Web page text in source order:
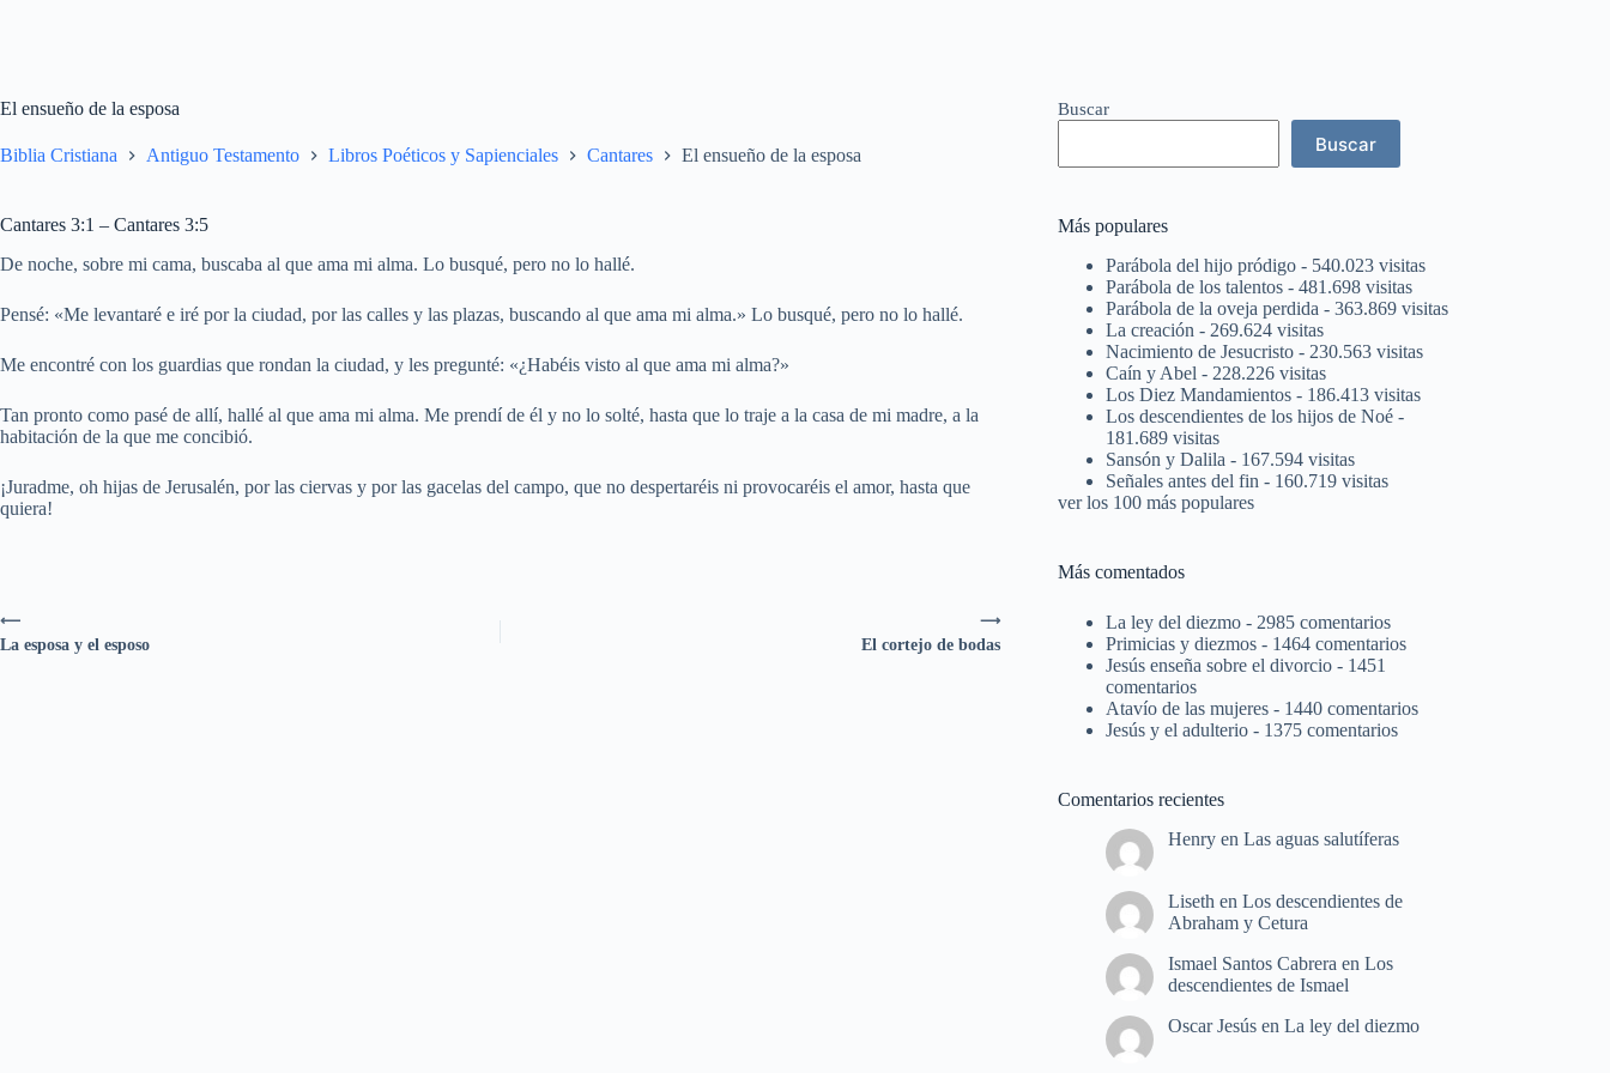
El ensueño de la esposa
Biblia Cristiana Antiguo Testamento Libros Poéticos y Sapienciales Cantares El ensueño de la esposa
Cantares 3:1 – Cantares 3:5
De noche, sobre mi cama, buscaba al que ama mi alma. Lo busqué, pero no lo hallé.
Pensé: «Me levantaré e iré por la ciudad, por las calles y las plazas, buscando al que ama mi alma.» Lo busqué, pero no lo hallé.
Me encontré con los guardias que rondan la ciudad, y les pregunté: «¿Habéis visto al que ama mi alma?»
Tan pronto como pasé de allí, hallé al que ama mi alma. Me prendí de él y no lo solté, hasta que lo traje a la casa de mi madre, a la
habitación de la que me concibió.
¡Juradme, oh hijas de Jerusalén, por las ciervas y por las gacelas del campo, que no despertaréis ni provocaréis el amor, hasta que
quiera!
⟶
El cortejo de bodas
⟵
La esposa y el esposo
Buscar
Buscar
Más populares
Parábola del hijo pródigo - 540.023 visitas
Parábola de los talentos - 481.698 visitas
Parábola de la oveja perdida - 363.869 visitas
La creación - 269.624 visitas
Nacimiento de Jesucristo - 230.563 visitas
Caín y Abel - 228.226 visitas
Los Diez Mandamientos - 186.413 visitas
Los descendientes de los hijos de Noé -
181.689 visitas
Sansón y Dalila - 167.594 visitas
Señales antes del fin - 160.719 visitas
ver los 100 más populares
Más comentados
La ley del diezmo - 2985 comentarios
Primicias y diezmos - 1464 comentarios
Jesús enseña sobre el divorcio - 1451
comentarios
Atavío de las mujeres - 1440 comentarios
Jesús y el adulterio - 1375 comentarios
Comentarios recientes
Henry enLas aguas salutíferas
Liseth enLos descendientes de
Abraham y Cetura
Ismael Santos Cabrera enLos
descendientes de Ismael
Oscar Jesús enLa ley del diezmo